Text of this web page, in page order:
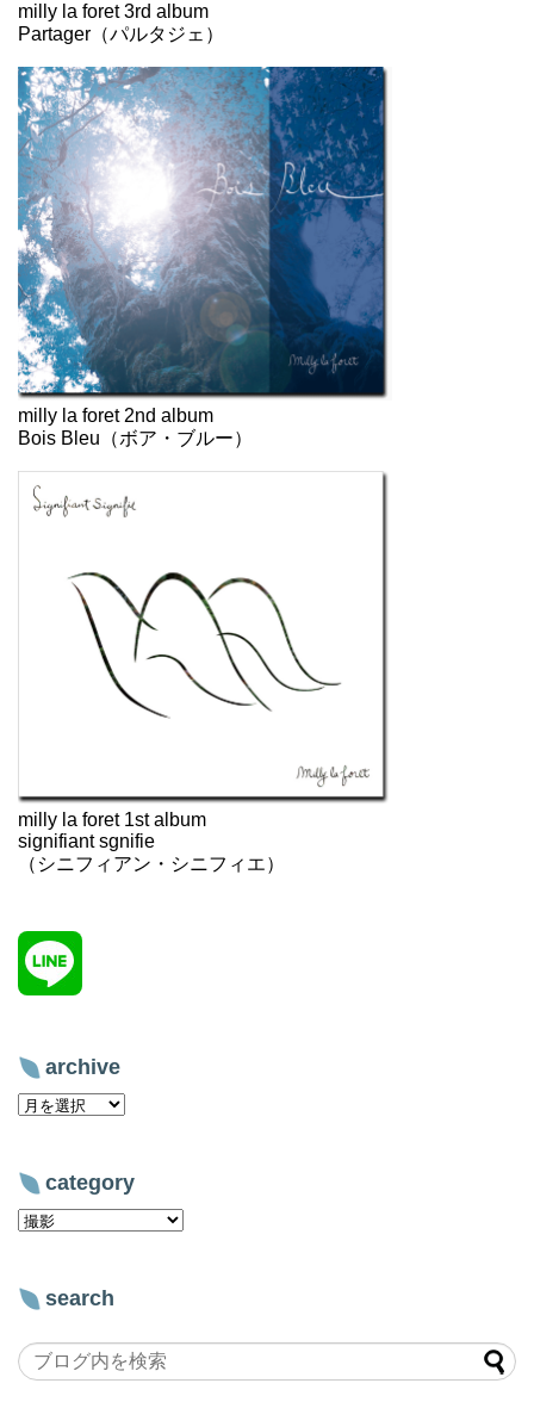
milly la foret 3rd album
Partager（パルタジェ）
milly la foret 2nd album
Bois Bleu（ボア・ブルー）
milly la foret 1st album
signifiant sgnifie
（シニフィアン・シニフィエ）
archive
category
search